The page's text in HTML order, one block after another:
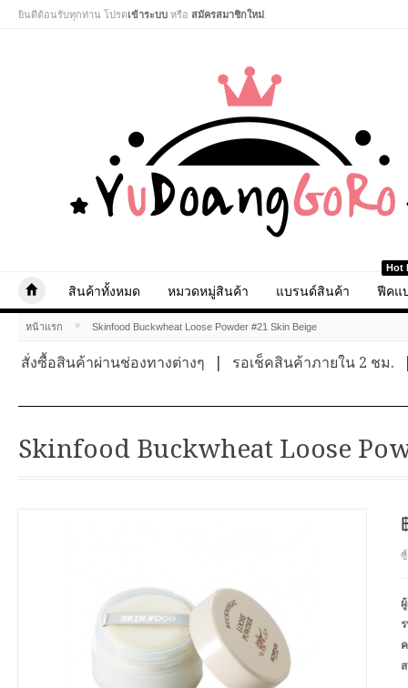
ยินดีต้อนรับทุกท่าน โปรดเข้าระบบ หรือ สมัครสมาชิกใหม่
สินค้าทั้งหมด หมวดหมู่สินค้า แบรนด์สินค้า
Hot
ฟีคแ
หน้าแรก » Skinfood Buckwheat Loose Powder #21 Skin Beige
สั่งซื้อสินค้าผ่านช่องทางต่างๆ รอเช็คสินค้าภายใน 2 ชม.
Skinfood Buckwheat Loose